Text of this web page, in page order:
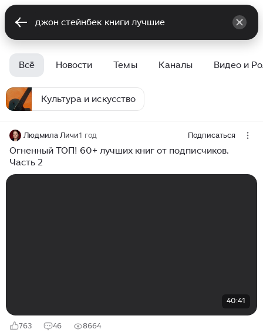
Всё Новости Темы Каналы Видео и
Культура и искусство
Людмила Личи1 год Подписаться
Огненный ТОП! 60+ лучших книг от подписчиков.
Часть 2
40:41
763 46 8664